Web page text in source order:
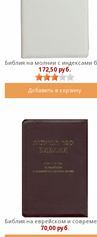
172,50 руб.
Добавить в корзину
70,00 руб.